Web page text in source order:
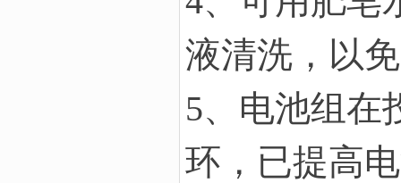
液清洗，以
5、电池组在
环，已提高